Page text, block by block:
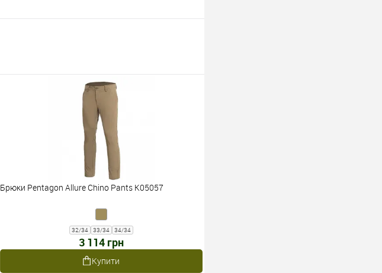
Брюки Pentagon Allure Chino Pants K05057
32/34 33/34 34/34
3 114 грн
Купити